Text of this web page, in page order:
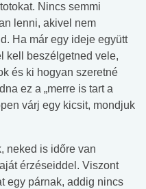
Nincs semmi
lenni, akivel nem
Ha már egy ideje együtt
kell beszélgetned vele,
és ki hogyan szeretné
ez a „merre is tart a
várj egy kicsit, mondjuk
neked is időre van
érzéseiddel. Viszont
egy párnak, addig nincs